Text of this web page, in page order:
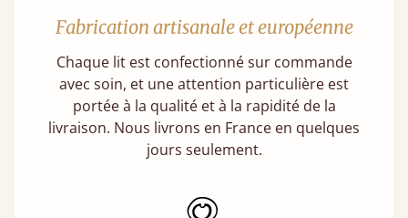
Fabrication artisanale et européenne
Chaque lit est confectionné sur commande
avec soin, et une attention particulière est
portée à la qualité et à la rapidité de la
livraison. Nous livrons en France en quelques
jours seulement.